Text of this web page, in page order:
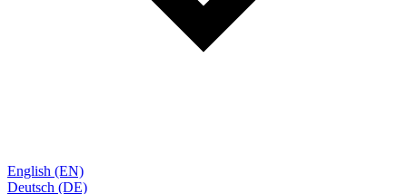
English (EN)
Deutsch (DE)